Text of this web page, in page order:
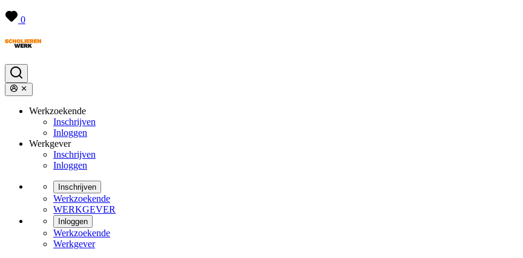
0
Werkzoekende
Inschrijven
Inloggen
Werkgever
Inschrijven
Inloggen
Inschrijven
Werkzoekende
WERKGEVER
Inloggen
Werkzoekende
Werkgever